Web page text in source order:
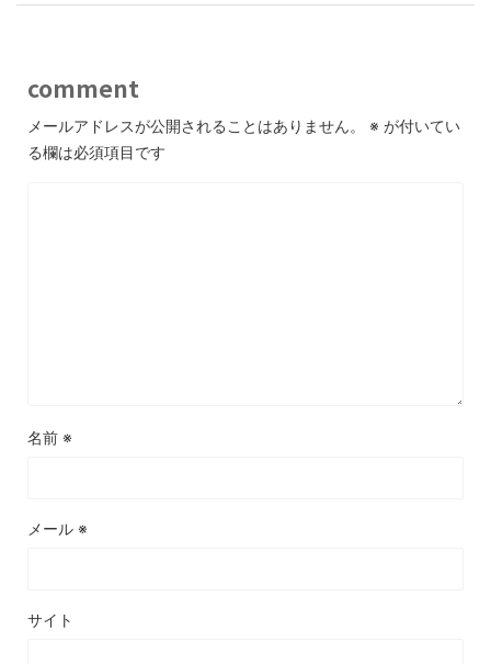
comment
メールアドレスが公開されることはありません。 ※ が付いてい
る欄は必須項目です
名前 ※
メール ※
サイト